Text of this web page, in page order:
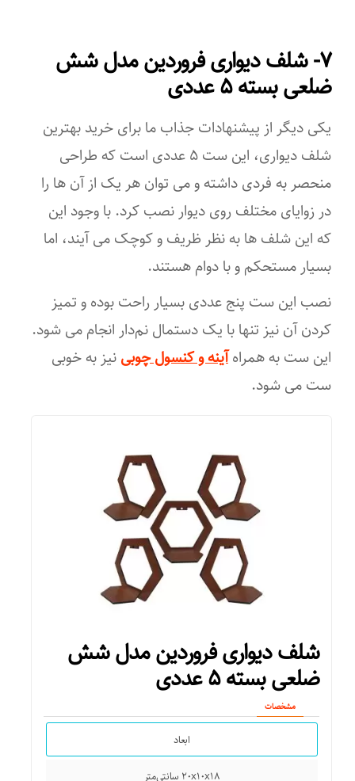
سایر توضیحات
جنس این محصول از ام دی اف است رنگ طبقات وسط سفید است و
۷- شلف دیواری فروردین مدل شش
ضلعی بسته ۵ عددی
یکی دیگر از پیشنهادات جذاب ما برای خرید بهترین
شلف دیواری، این ست ۵ عددی است که طراحی
منحصر به فردی داشته و می توان هر یک از آن ها را
در زوایای مختلف روی دیوار نصب کرد. با وجود این
که این شلف ها به نظر ظریف و کوچک می آیند، اما
بسیار مستحکم و با دوام هستند.
نصب این ست پنج عددی بسیار راحت بوده و تمیز
کردن آن نیز تنها با یک دستمال نم‌دار انجام می شود.
این ست به همراهآینه و کنسول چوبینیز به خوبی
ست می شود.
شلف دیواری فروردین مدل شش
ضلعی بسته ۵ عددی
مشخصات
ابعاد
۲۰x۱۰x۱۸ سانتی‌متر